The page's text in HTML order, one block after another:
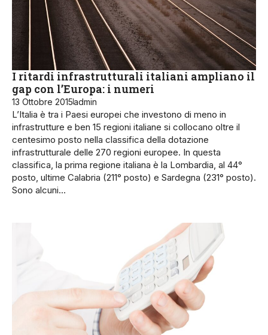
I ritardi infrastrutturali italiani ampliano il
gap con l’Europa: i numeri
13 Ottobre 2015admin
L’Italia è tra i Paesi europei che investono di meno in
infrastrutture e ben 15 regioni italiane si collocano oltre il
centesimo posto nella classifica della dotazione
infrastrutturale delle 270 regioni europee. In questa
classifica, la prima regione italiana è la Lombardia, al 44°
posto, ultime Calabria (211° posto) e Sardegna (231° posto).
Sono alcuni…